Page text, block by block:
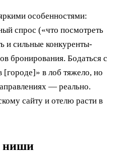
особенностями:
спрос («что посмотреть
и сильные конкуренты-
бронирования. Бодаться с
[городе]» в лоб тяжело, но
— реально.
сайту и отелю расти в
ниши